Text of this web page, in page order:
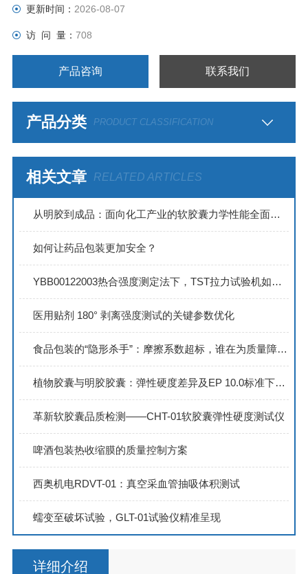
更新时间： 2026-08-07
访 问 量： 708
产品咨询 联系我们
产品分类 PRODUCT CLASSIFICATION
相关文章 RELATED ARTICLES
从明胶到成品：面向化工产业的软胶囊力学性能全面检测方案
如何让药品包装更加安全？
YBB00122003热合强度测定法下，TST拉力试验机如何助力药用包装质量提升？
医用贴剂 180° 剥离强度测试的关键参数优化
食品包装的“隐形杀手”：摩擦系数超标，谁在为质量障碍买单
植物胶囊与明胶胶囊：弹性硬度差异及EP 10.0标准下的检测要点解析
​革新软胶囊品质检测——CHT-01软胶囊弹性硬度测试仪
啤酒包装热收缩膜的质量控制方案
西奥机电RDVT-01：真空采血管抽吸体积测试
蠕变至破坏试验，GLT-01试验仪精准呈现
详细介绍